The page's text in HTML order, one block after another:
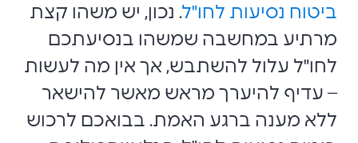
ביטוח נסיעות לחו"ל. נכון, יש משהו קצת
מרתיע במחשבה שמשהו בנסיעתכם
לחו"ל עלול להשתבש, אך אין מה לעשות
– עדיף להיערך מראש מאשר להישאר
ללא מענה ברגע האמת. בבואכם לרכוש